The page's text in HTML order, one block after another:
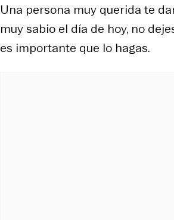
Una persona muy querida te
muy sabio el día de hoy, no
es importante que lo hagas.